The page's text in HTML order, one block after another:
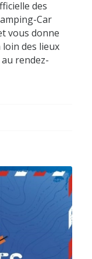
des
Car
vous donne
des lieux
rendez-